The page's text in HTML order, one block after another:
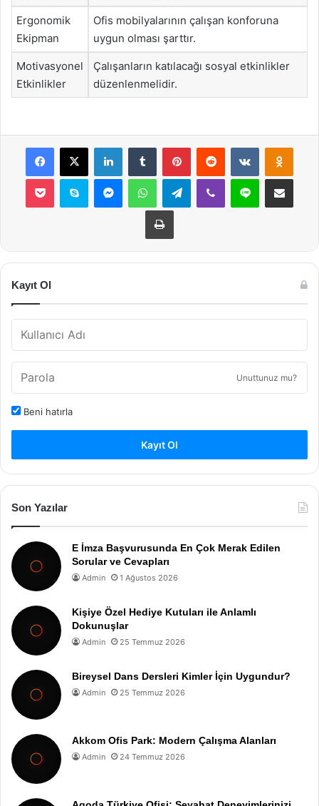
Ergonomik
Ekipman
Ofis mobilyalarının çalışan konforuna
uygun olması şarttır.
Motivasyonel
Etkinlikler
Çalışanların katılacağı sosyal etkinlikler
düzenlenmelidir.
Facebook
X LinkedInTumblr PinterestReddit VKontakte
Pocket Skype MessengerWhatsAppTelegramViber Line E-Posta ile
Yazdır
Kayıt Ol
Unuttunuz mu?
Beni hatırla
Kayıt Ol
Son Yazılar
E İmza Başvurusunda En Çok Merak Edilen
Sorular ve Cevapları
Admin 1 Ağustos 2026
Kişiye Özel Hediye Kutuları ile Anlamlı
Dokunuşlar
Admin 25 Temmuz 2026
Bireysel Dans Dersleri Kimler İçin Uygundur?
Admin 25 Temmuz 2026
Akkom Ofis Park: Modern Çalışma Alanları
Admin 24 Temmuz 2026